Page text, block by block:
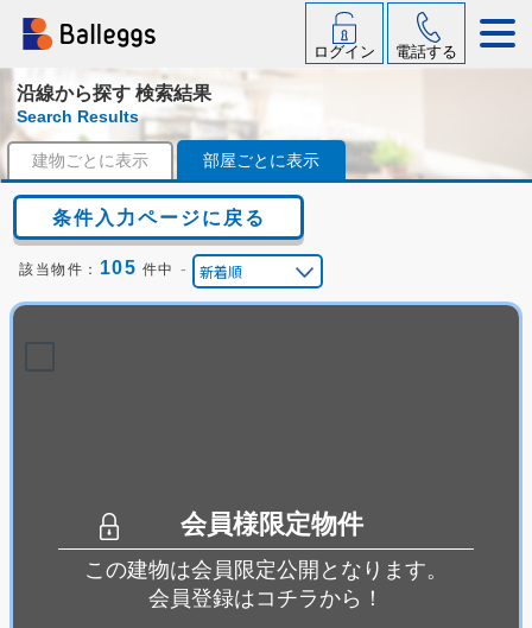
ログイン 電話する
沿線から探す 検索結果
Search Results
建物ごとに表示 部屋ごとに表示
条件入力ページに戻る
該当物件： 105 件中 -
会員様限定物件
この建物は会員限定公開となります。
会員登録はコチラから！